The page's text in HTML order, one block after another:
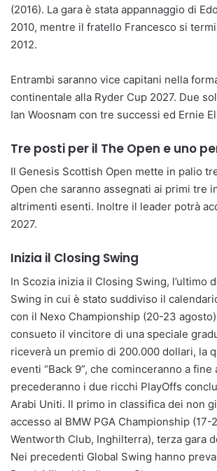
(2016). La gara è stata appannaggio di
2010, mentre il fratello Francesco si
2012.
Entrambi saranno vice capitani nella
continentale alla Ryder Cup 2027. Due
Ian Woosnam con tre successi ed Ernie
Tre posti per il The Open e uno
Il Genesis Scottish Open mette in palio
Open che saranno assegnati ai primi tre
altrimenti esenti. Inoltre il leader potrà
2027.
Inizia il Closing Swing
In Scozia inizia il Closing Swing, l’ultimo
Swing in cui è stato suddiviso il
con il Nexo Championship (20-23
consueto il vincitore di una speciale
riceverà un premio di 200.000 dollari, la
eventi “Back 9”, che cominceranno a fine
precederanno i due ricchi PlayOffs
Arabi Uniti. Il primo in classifica dei non
accesso al BMW PGA Championship (17-
Wentworth Club, Inghilterra), terza gara
Nei precedenti Global Swing hanno